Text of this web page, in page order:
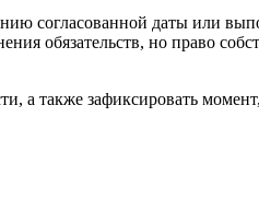
согласованной даты или
обязательств, но право
а также зафиксировать